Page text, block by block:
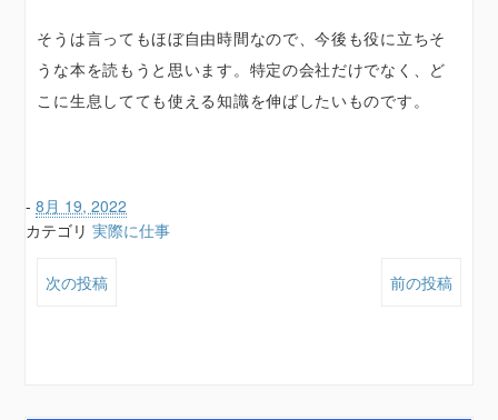
そうは言ってもほぼ自由時間なので、今後も役に立ちそ
うな本を読もうと思います。特定の会社だけでなく、ど
こに生息してても使える知識を伸ばしたいものです。
-8月 19, 2022
カテゴリ実際に仕事
次の投稿 前の投稿